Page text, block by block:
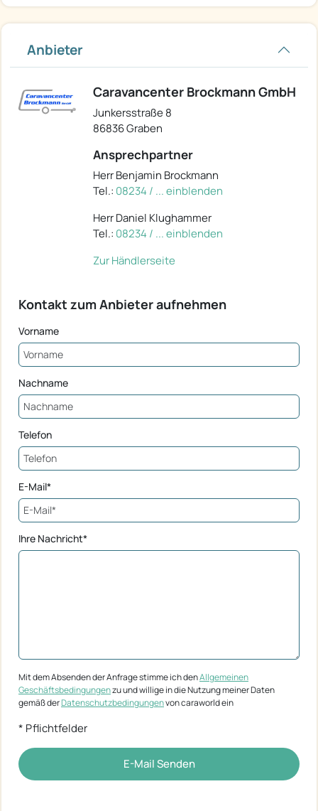
Anbieter
Caravancenter Brockmann GmbH
Junkersstraße 8
86836 Graben
Ansprechpartner
Herr Benjamin Brockmann
Tel.: 08234 / ... einblenden
Herr Daniel Klughammer
Tel.: 08234 / ... einblenden
Zur Händlerseite
Kontakt zum Anbieter aufnehmen
Vorname
Nachname
Telefon
E-Mail*
Ihre Nachricht*
Mit dem Absenden der Anfrage stimme ich denAllgemeinen
Geschäftsbedingungenzu und willige in die Nutzung meiner Daten
gemäß derDatenschutzbedingungenvon caraworld ein
* Pflichtfelder
E-Mail Senden